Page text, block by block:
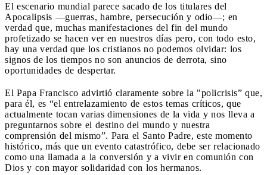
El escenario mundial parece sacado de los titulares del
Apocalipsis —guerras, hambre, persecución y odio—; en
verdad que, muchas manifestaciones del fin del mundo
profetizado se hacen ver en nuestros días pero, con todo esto,
hay una verdad que los cristianos no podemos olvidar: los
signos de los tiempos no son anuncios de derrota, sino
oportunidades de despertar.
El Papa Francisco advirtió claramente sobre la "policrisis” que,
para él, es “el entrelazamiento de estos temas críticos, que
actualmente tocan varias dimensiones de la vida y nos lleva a
preguntarnos sobre el destino del mundo y nuestra
comprensión del mismo”. Para el Santo Padre, este momento
histórico, más que un evento catastrófico, debe ser relacionado
como una llamada a la conversión y a vivir en comunión con
Dios y con mayor solidaridad con los hermanos.